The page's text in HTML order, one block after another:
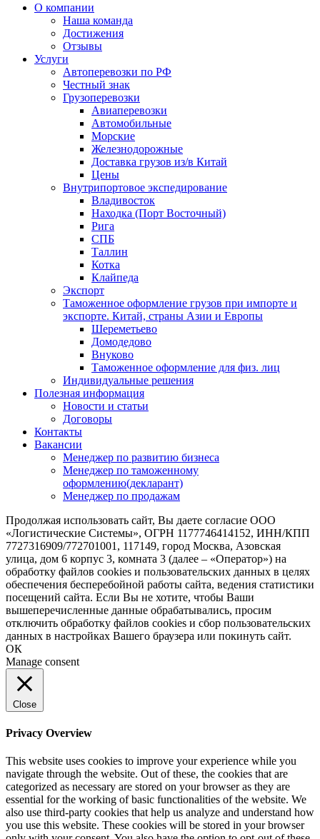
О компании
Наша команда
Достижения
Отзывы
Услуги
Автоперевозки по РФ
Честный знак
Грузоперевозки
Авиаперевозки
Автомобильные
Морские
Железнодорожные
Доставка грузов из/в Китай
Цены
Внутрипортовое экспедирование
Владивосток
Находка (Порт Восточный)
Рига
СПБ
Таллин
Котка
Клайпеда
Экспорт
Таможенное оформление грузов при импорте и
экспорте. Китай, страны Азии и Европы
Шереметьево
Домодедово
Внуково
Таможенное оформление для физ. лиц
Индивидуальные решения
Полезная информация
Новости и статьи
Договоры
Контакты
Вакансии
Менеджер по развитию бизнеса
Менеджер по таможенному
оформлению(декларант)
Менеджер по продажам
Продолжая использовать сайт, Вы даете согласие ООО
«Логистические Системы», ОГРН 1177746414152, ИНН/КПП
7727316909/772701001, 117149, город Москва, Азовская
улица, дом 6 корпус 3, комната 3 (далее – «Оператор») на
обработку файлов cookies и пользовательских данных в целях
обеспечения бесперебойной работы сайта, ведения статистики
посещений сайта. Если Вы не хотите, чтобы Ваши
вышеперечисленные данные обрабатывались, просим
отключить обработку файлов cookies и сбор пользовательских
данных в настройках Вашего браузера или покинуть сайт.
ОК
Manage consent
Close
Privacy Overview
This website uses cookies to improve your experience while you
navigate through the website. Out of these, the cookies that are
categorized as necessary are stored on your browser as they are
essential for the working of basic functionalities of the website. We
also use third-party cookies that help us analyze and understand how
you use this website. These cookies will be stored in your browser